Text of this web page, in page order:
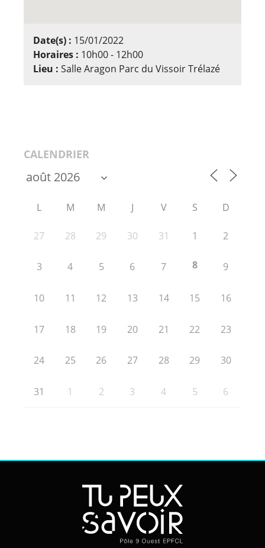
Date(s) : 15/01/2022
Horaires : 10h00 - 12h00
Lieu : Salle Aragon Parc du Vissoir Trélazé
CALENDRIER
L M M J V S D
27 28 29 30 31 1 2
3 4 5 6 7 8 9
10 11 12 13 14 15 16
17 18 19 20 21 22 23
24 25 26 27 28 29 30
31 1 2 3 4 5 6